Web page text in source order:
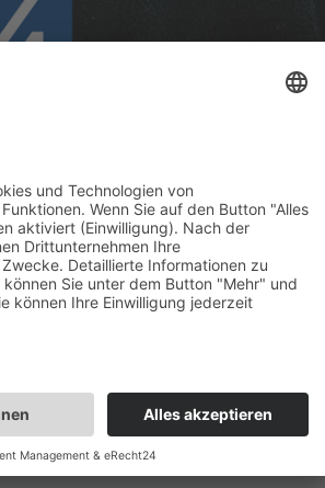
auf den Arbeitsplatz,
sind nicht nur aus dem privaten
ein. MANNER